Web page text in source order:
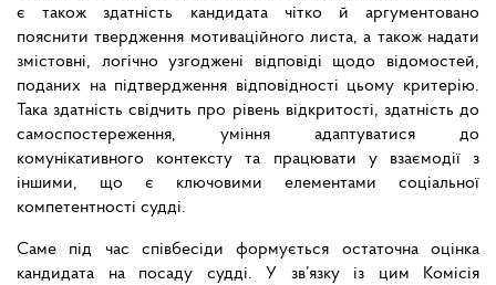
є також здатність кандидата чітко й аргументовано
пояснити твердження мотиваційного листа, а також надати
змістовні, логічно узгоджені відповіді щодо відомостей,
поданих на підтвердження відповідності цьому критерію.
Така здатність свідчить про рівень відкритості, здатність до
самоспостереження, уміння адаптуватися до
комунікативного контексту та працювати у взаємодії з
іншими, що є ключовими елементами соціальної
компетентності судді.
Саме під час співбесіди формується остаточна оцінка
кандидата на посаду судді. У зв’язку із цим Комісія